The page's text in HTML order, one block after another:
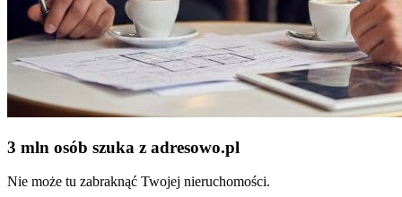
3 mln osób szuka z adresowo.pl
Nie może tu zabraknąć Twojej nieruchomości.